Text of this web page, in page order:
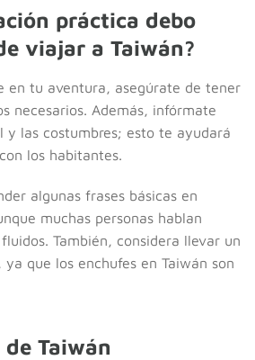
práctica debo
viajar a Taiwán?
en tu aventura, asegúrate de tener
necesarios. Además, infórmate
y las costumbres; esto te ayudará
los habitantes.
algunas frases básicas en
muchas personas hablan
También, considera llevar un
que los enchufes en Taiwán son
Taiwán